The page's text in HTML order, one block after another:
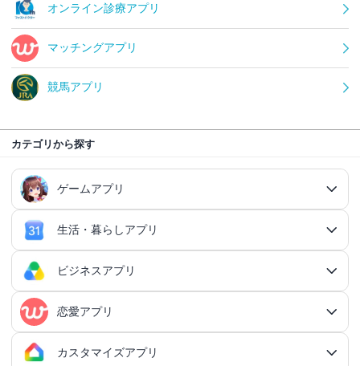
オンライン診療アプリ
マッチングアプリ
競馬アプリ
カテゴリから探す
ゲームアプリ
ゲームアプリ総合
RPGアプリ
RPGアプリ総合
王道RPGアプリ
アクションゲームアプリ
生活・暮らしアプリ
生活・暮らしアプリ総合
ファイナンスアプリ
日記アプリ
ビジネスアプリ
ビジネスアプリ総合
タスク管理アプリ
恋愛アプリ
恋愛アプリ総合
カスタマイズアプリ